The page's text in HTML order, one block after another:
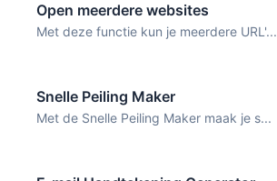
Open meerdere websites
Met deze functie kun je meerdere URL'...
Snelle Peiling Maker
Met de Snelle Peiling Maker maak je s...